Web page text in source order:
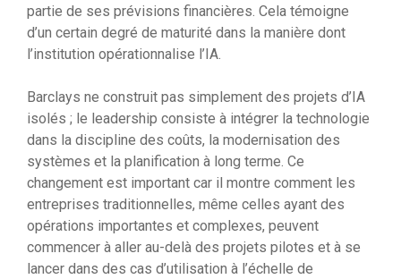
partie de ses prévisions financières. Cela témoigne
d’un certain degré de maturité dans la manière dont
l’institution opérationnalise l’IA.
Barclays ne construit pas simplement des projets d’IA
isolés ; le leadership consiste à intégrer la technologie
dans la discipline des coûts, la modernisation des
systèmes et la planification à long terme. Ce
changement est important car il montre comment les
entreprises traditionnelles, même celles ayant des
opérations importantes et complexes, peuvent
commencer à aller au-delà des projets pilotes et à se
lancer dans des cas d’utilisation à l’échelle de